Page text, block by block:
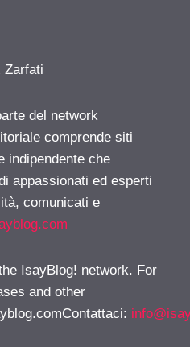
Zarfati
del network
comprende siti
indipendente che
appassionati ed esperti
comunicati e
IsayBlog! network. For
and other
: